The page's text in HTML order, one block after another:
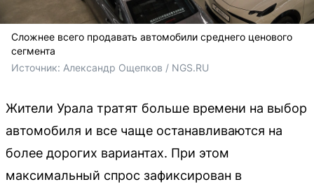
Сложнее всего продавать автомобили среднего ценового
сегмента
Источник: Александр Ощепков / NGS.RU
Жители Урала тратят больше времени на выбор
автомобиля и все чаще останавливаются на
более дорогих вариантах. При этом
максимальный спрос зафиксирован в